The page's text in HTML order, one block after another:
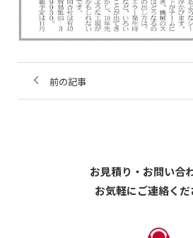
前の記事
お見積り・お問い合
お気軽にご連絡くだ